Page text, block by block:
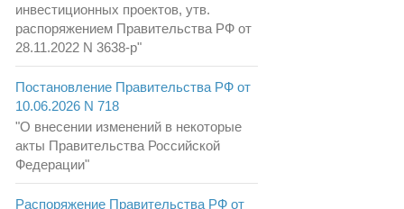
инвестиционных проектов, утв.
распоряжением Правительства РФ от
28.11.2022 N 3638-р"
Постановление Правительства РФ от
10.06.2026 N 718
"О внесении изменений в некоторые
акты Правительства Российской
Федерации"
Распоряжение Правительства РФ от